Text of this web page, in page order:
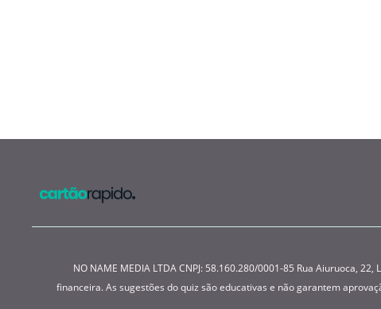
NO NAME MEDIA LTDA CNPJ: 58.160.280/0001-85 Rua Aiuruoca,
financeira. As sugestões do quiz são educativas e não garantem